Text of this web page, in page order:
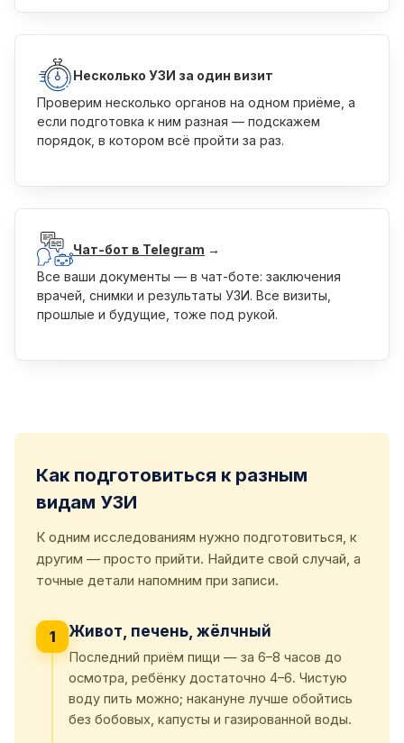
Несколько УЗИ за один визит
Проверим несколько органов на одном приёме, а
если подготовка к ним разная — подскажем
порядок, в котором всё пройти за раз.
Чат-бот в Telegram →
Все ваши документы — в чат-боте: заключения
врачей, снимки и результаты УЗИ. Все визиты,
прошлые и будущие, тоже под рукой.
Как подготовиться к разным
видам УЗИ
К одним исследованиям нужно подготовиться, к
другим — просто прийти. Найдите свой случай, а
точные детали напомним при записи.
1 Живот, печень, жёлчный
Последний приём пищи — за 6–8 часов до
осмотра, ребёнку достаточно 4–6. Чистую
воду пить можно; накануне лучше обойтись
без бобовых, капусты и газированной воды.